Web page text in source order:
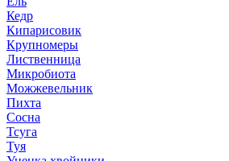
Кедр
Кипарисовик
Крупномеры
Лиственница
Микробиота
Можжевельник
Пихта
Сосна
Тсуга
Туя